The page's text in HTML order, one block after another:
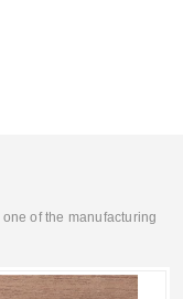
of the manufacturing